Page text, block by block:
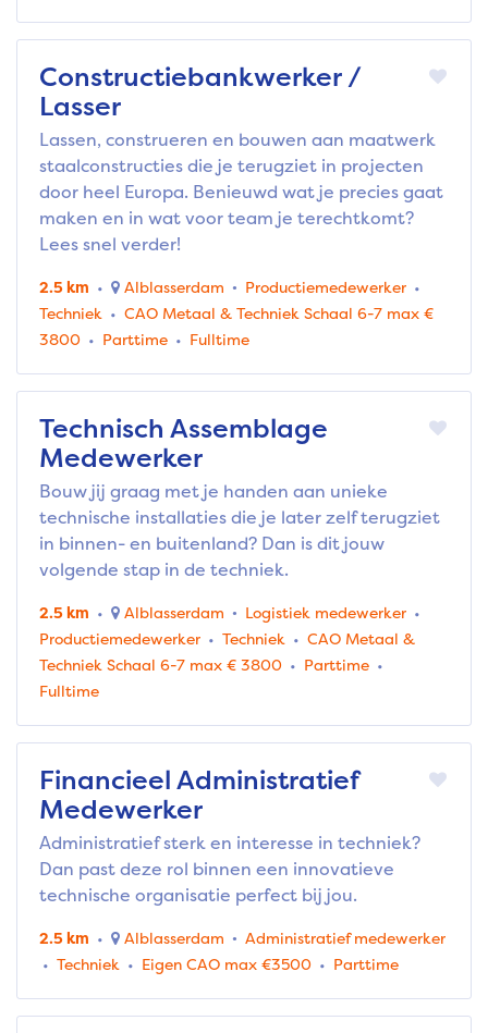
Constructiebankwerker /
Lasser
Lassen, construeren en bouwen aan maatwerk
staalconstructies die je terugziet in projecten
door heel Europa. Benieuwd wat je precies gaat
maken en in wat voor team je terechtkomt?
Lees snel verder!
2.5 km Alblasserdam
Productiemedewerker
Techniek
CAO Metaal & Techniek Schaal 6-7 max €
3800
Parttime Fulltime
Technisch Assemblage
Medewerker
Bouw jij graag met je handen aan unieke
technische installaties die je later zelf terugziet
in binnen- en buitenland? Dan is dit jouw
volgende stap in de techniek.
2.5 km Alblasserdam
Logistiek medewerker
Productiemedewerker
Techniek
CAO Metaal &
Techniek Schaal 6-7 max € 3800
Parttime
Fulltime
Financieel Administratief
Medewerker
Administratief sterk en interesse in techniek?
Dan past deze rol binnen een innovatieve
technische organisatie perfect bij jou.
2.5 km Alblasserdam
Administratief medewerker
Techniek
Eigen CAO max €3500 Parttime